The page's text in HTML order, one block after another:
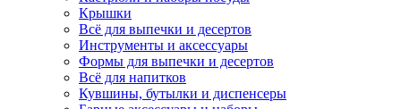
Крышки
Всё для выпечки и десертов
Инструменты и аксессуары
Формы для выпечки и десертов
Всё для напитков
Кувшины, бутылки и диспенсеры